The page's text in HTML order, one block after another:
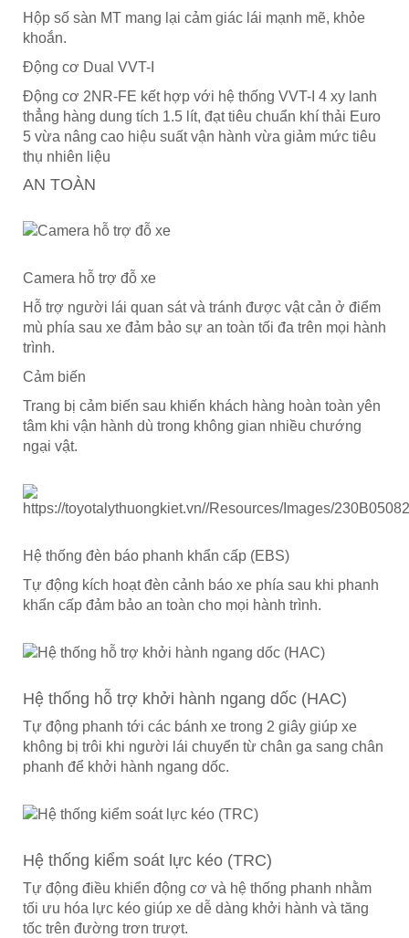
Hộp số sàn MT mang lại cảm giác lái mạnh mẽ, khỏe
khoắn.
Động cơ Dual VVT-I
Động cơ 2NR-FE kết hợp với hệ thống VVT-I 4 xy lanh
thẳng hàng dung tích 1.5 lít, đạt tiêu chuẩn khí thải Euro
5 vừa nâng cao hiệu suất vận hành vừa giảm mức tiêu
thụ nhiên liệu
AN TOÀN
Camera hỗ trợ đỗ xe
Hỗ trợ người lái quan sát và tránh được vật cản ở điểm
mù phía sau xe đảm bảo sự an toàn tối đa trên mọi hành
trình.
Cảm biến
Trang bị cảm biến sau khiến khách hàng hoàn toàn yên
tâm khi vận hành dù trong không gian nhiều chướng
ngại vật.
Hệ thống đèn báo phanh khẩn cấp (EBS)
Tự động kích hoạt đèn cảnh báo xe phía sau khi phanh
khẩn cấp đảm bảo an toàn cho mọi hành trình.
Hệ thống hỗ trợ khởi hành ngang dốc (HAC)
Tự động phanh tới các bánh xe trong 2 giây giúp xe
không bị trôi khi người lái chuyển từ chân ga sang chân
phanh để khởi hành ngang dốc.
Hệ thống kiểm soát lực kéo (TRC)
Tự động điều khiển động cơ và hệ thống phanh nhằm
tối ưu hóa lực kéo giúp xe dễ dàng khởi hành và tăng
tốc trên đường trơn trượt.